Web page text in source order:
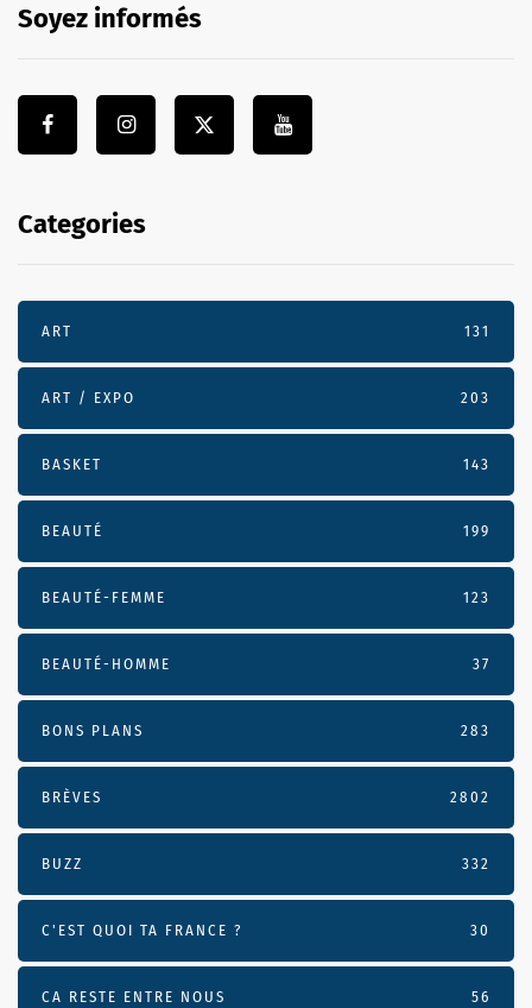
Soyez informés
Categories
ART 131
ART / EXPO 203
BASKET 143
BEAUTÉ 199
BEAUTÉ-FEMME 123
BEAUTÉ-HOMME 37
BONS PLANS 283
BRÈVES 2802
BUZZ 332
C'EST QUOI TA FRANCE ? 30
CA RESTE ENTRE NOUS 56